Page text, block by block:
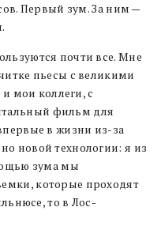
Первый зум. За ним —
почти все. Мне
пьесы с великими
мои коллеги, с
фильм для
в жизни из-за
новой технологии: я из
зума мы
которые проходят
то в Лос-